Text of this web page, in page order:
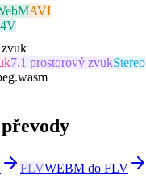
AVI
7.1 prostorový zvukStereo
FLVWEBM do FLV